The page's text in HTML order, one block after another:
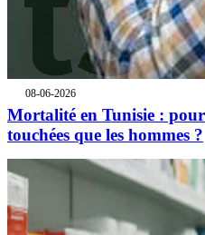
08-06-2026
Mortalité en Tunisie :
touchées que les hommes ?